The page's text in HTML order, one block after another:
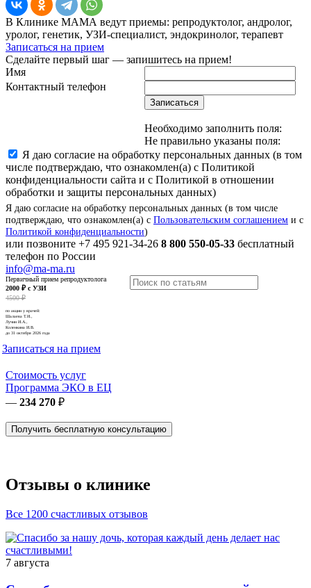
В Клинике МАМА ведут приемы: репродуктолог, андролог,
уролог, генетик, УЗИ-специалист, эндокринолог, терапевт
Записаться на прием
Сделайте первый шаг — запишитесь на прием!
Имя
Контактный телефон
Записаться
Необходимо заполнить поля:
Не правильно указаны поля:
Я даю согласие на обработку персональных данных (в том
числе подтверждаю, что ознакомлен(а) с Политикой
конфиденциальности сайта и с Политикой в отношении
обработки и защиты персональных данных)
Я даю согласие на обработку персональных данных (в том числе
подтверждаю, что ознакомлен(а) с Пользовательским соглашением и с
Политикой конфиденциальности)
или позвоните +7 495 921-34-26 8 800 550-05-33 бесплатный
телефон по России
info@ma-ma.ru
Первичный прием репродуктолога
2000 ₽ с УЗИ
4500 ₽
по акции у врачей:
Шалаева Т.И.,
Лучин И.А.,
Коленкина И.В.
до 31 октября 2026 года
Записаться на прием
Стоимость услуг
Программа ЭКО в ЕЦ
— 234 270 ₽
Получить бесплатную консультацию
Отзывы о клинике
Все 1200 счастливых отзывов
7 августа